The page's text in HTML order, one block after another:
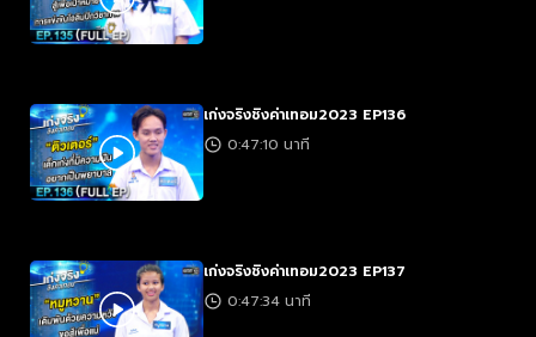
เก่งจริงชิงค่าเทอม2023 EP136
0:47:10 นาที
เก่งจริงชิงค่าเทอม2023 EP137
0:47:34 นาที